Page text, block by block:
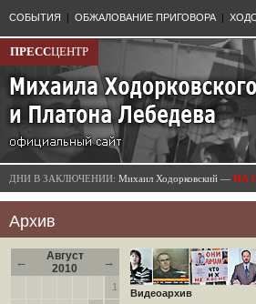
СОБЫТИЯ | ОБЖАЛОВАНИЕ ПРИГОВОРА |
ПРЕССЦЕНТР
ДНИ В ЗАКЛЮЧЕНИИ: Михаил Ходорковский — НА
Архив
←
Август
2010
→
1
Видеоархив